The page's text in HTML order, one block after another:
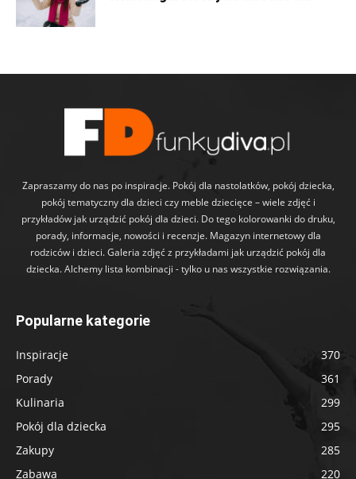
Zapraszamy do nas po inspiracje. Pokój dla nastolatków, pokój dziecka,
pokój tematyczny dla dzieci czy meble dziecięce – wiele zdjęć i
przykładów jak urządzić pokój dla dzieci. Do tego kolorowanki do druku,
porady, informacje, nowości i recenzje. Magazyn internetowy dla
rodziców i dzieci. Galeria zdjęć z przykładami jak urządzić pokój dla
dziecka. Alchemy lista kombinacji - tylko u nas wszystkie rozwiązania.
Popularne kategorie
Inspiracje
370
Porady
361
Kulinaria
299
Pokój dla dziecka
295
Zakupy
285
Zabawa
220